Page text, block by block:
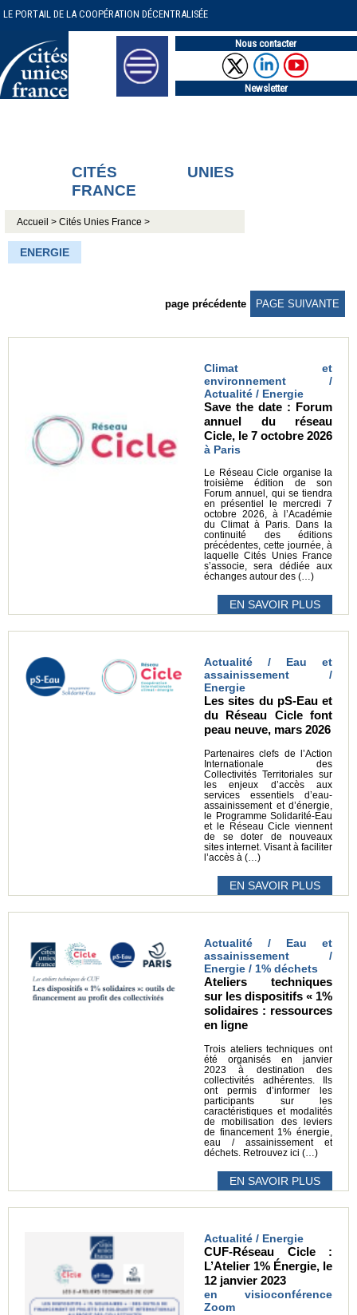
LE PORTAIL DE LA COOPÉRATION DÉCENTRALISÉE
Nous contacter
Newsletter
CITÉS UNIES
FRANCE
Accueil >Cités Unies France >
ENERGIE
page précédente PAGE SUIVANTE
Climat et
environnement /
Actualité / Energie
Save the date : Forum
annuel du réseau
Cicle, le 7 octobre 2026
à Paris
Le Réseau Cicle organise la
troisième édition de son
Forum annuel, qui se tiendra
en présentiel le mercredi 7
octobre 2026, à l’Académie
du Climat à Paris. Dans la
continuité des éditions
précédentes, cette journée, à
laquelle Cités Unies France
s’associe, sera dédiée aux
échanges autour des (…)
EN SAVOIR PLUS
Actualité / Eau et
assainissement /
Energie
Les sites du pS-Eau et
du Réseau Cicle font
peau neuve, mars 2026
Partenaires clefs de l’Action
Internationale des
Collectivités Territoriales sur
les enjeux d’accès aux
services essentiels d’eau-
assainissement et d’énergie,
le Programme Solidarité-Eau
et le Réseau Cicle viennent
de se doter de nouveaux
sites internet. Visant à faciliter
l’accès à (…)
EN SAVOIR PLUS
Actualité / Eau et
assainissement /
Energie / 1% déchets
Ateliers techniques
sur les dispositifs « 1%
solidaires : ressources
en ligne
Trois ateliers techniques ont
été organisés en janvier
2023 à destination des
collectivités adhérentes. Ils
ont permis d’informer les
participants sur les
caractéristiques et modalités
de mobilisation des leviers
de financement 1% énergie,
eau / assainissement et
déchets. Retrouvez ici (…)
EN SAVOIR PLUS
Actualité / Energie
CUF-Réseau Cicle :
L’Atelier 1% Énergie, le
12 janvier 2023
en visioconférence
Zoom